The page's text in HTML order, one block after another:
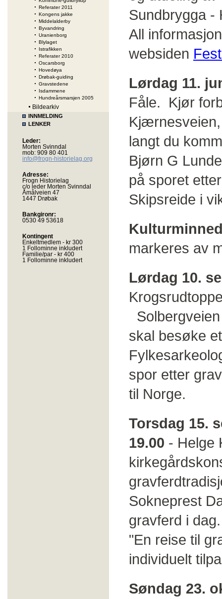
Referater 2011
Kongens jakke
Middelalderby
Byvandring
Uranienborg
Blylaget
Istrafikken
Referater 2010
Oscarsborg
Hovedøya
Drøbak-guiding
Gravstedene
Isdammene
Hundreårsmarsjen 2005
Bildearkiv
INNMELDING
LENKER
Leder:
Morten Svinndal
mob: 909 80 401
info@frogn-historielag.org
Adresse:
Frogn Historielag
c/o leder Morten Svinndal
Åmålveien 47
1447 Drøbak
Bankgironr:
0530 49 53618
Kontingent
Enkeltmedlem - kr 300
1 Follominne inkludert
Familie/par - kr 400
1 Follominne inkludert
Sundbrygga -
All
websiden
Lørdag 11.
Fåle. Kjør
langt du
Bjørn G
på sporet
Skipsreide i
markeres av
Lørdag 10.
skal besøke
spor etter
til Norge.
Torsdag 15.
19.00 - Helge
Sokneprest
gravferd i dag.
"En reise til
individuelt
Søndag 23.